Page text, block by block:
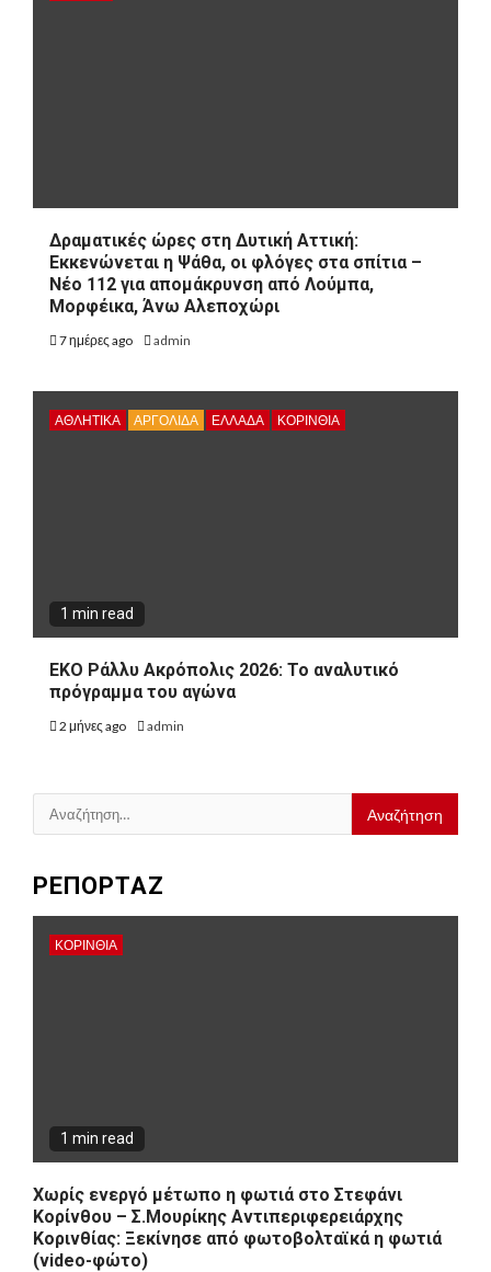
Δραματικές ώρες στη Δυτική Αττική:
Εκκενώνεται η Ψάθα, οι φλόγες στα σπίτια –
Νέο 112 για απομάκρυνση από Λούμπα,
Μορφέικα, Άνω Αλεποχώρι
7 ημέρες ago admin
ΑΘΛΗΤΙΚΑ ΑΡΓΟΛΙΔΑ ΕΛΛΑΔΑ ΚΟΡΙΝΘΊΑ
1 min read
ΕΚΟ Ράλλυ Ακρόπολις 2026: Το αναλυτικό
πρόγραμμα του αγώνα
2 μήνες ago admin
Αναζήτηση
για:
ΡΕΠΟΡΤΑΖ
ΚΟΡΙΝΘΊΑ
1 min read
Χωρίς ενεργό μέτωπο η φωτιά στο Στεφάνι
Κορίνθου – Σ.Μουρίκης Αντιπεριφερειάρχης
Κορινθίας: Ξεκίνησε από φωτοβολταϊκά η φωτιά
(video-φώτο)